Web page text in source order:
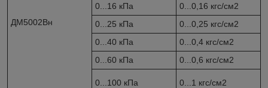
ДМ5002Вн
0...16 кПа 0...0,16 кгс/см2
0...25 кПа
0...0,25 кгс/см2
0...40 кПа
0...0,4 кгс/см2
0...60 кПа
0...0,6 кгс/см2
0...100 кПа 0...1 кгс/см2